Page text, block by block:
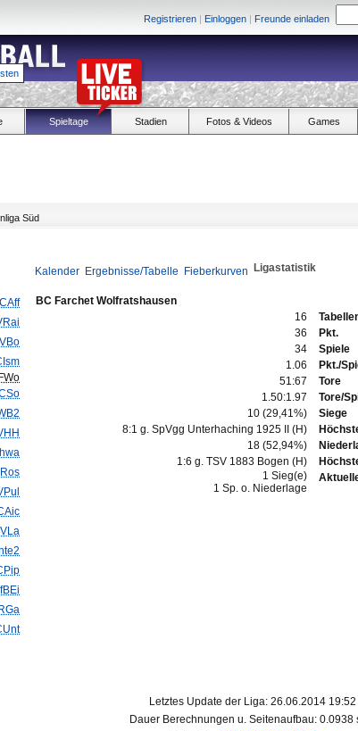
Registrieren | Einloggen | Freunde einladen
Spieltage Stadien Fotos & Videos Games
Süd
Kalender Ergebnisse/Tabelle Fieberkurven Ligastatistik
BC Farchet Wolfratshausen
16
36
Pkt.
34
Spiele
1.06
Pkt./
51:67
Tore
1.50:1.97
Tore/
10 (29,41%)
Siege
8:1 g. SpVgg Unterhaching 1925 II (H)
18 (52,94%)
1:6 g. TSV 1883 Bogen (H)
1 Sieg(e)
1 Sp. o. Niederlage
Letztes Update der Liga: 26.06.2014 19:52
Dauer Berechnungen u. Seitenaufbau: 0.0938